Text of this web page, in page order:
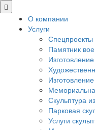
О компании
Услуги
Спецпроекты
Памятник
Скульптура
Парковая
Услуги